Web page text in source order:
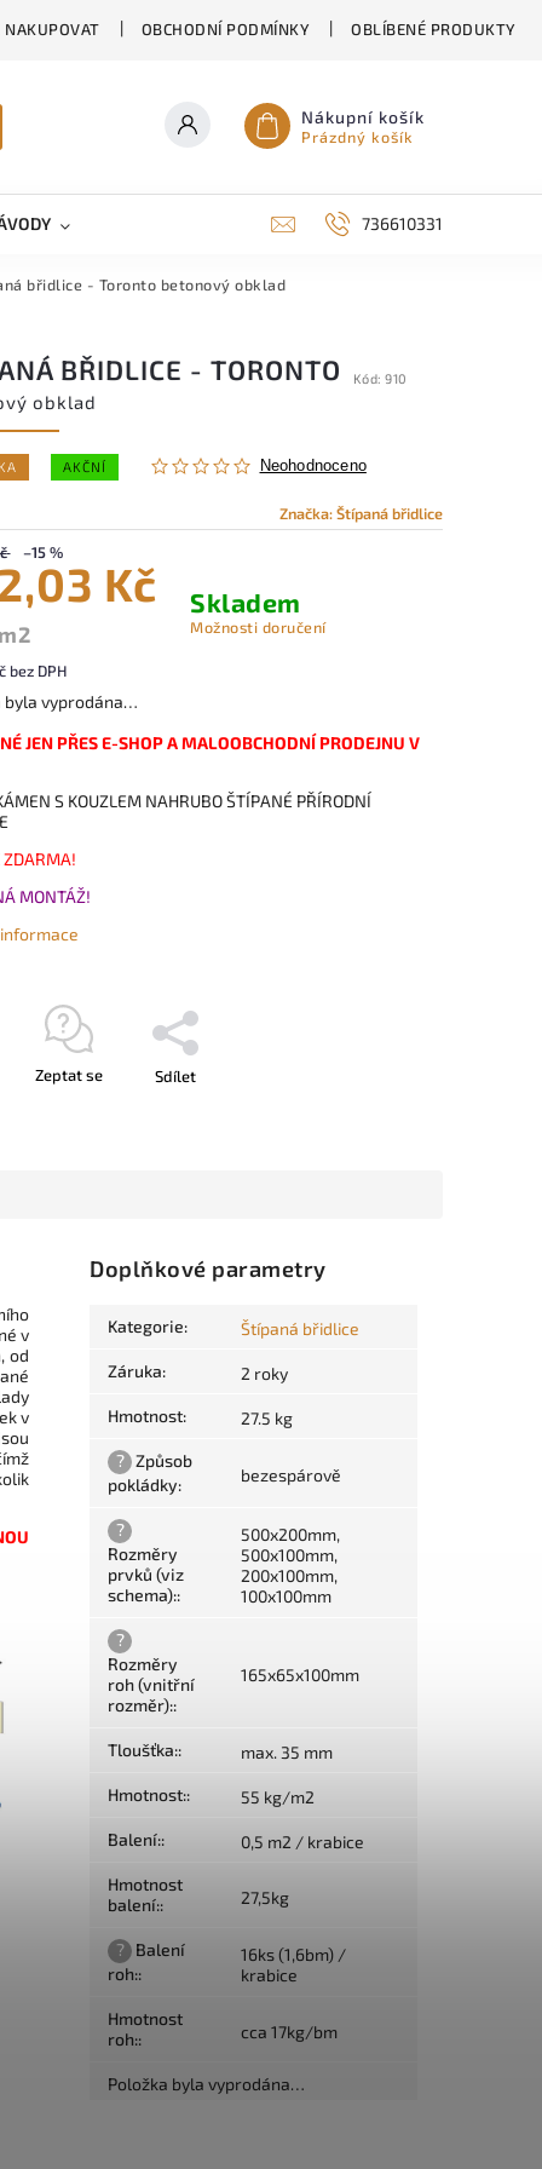
NAKUPOVAT OBCHODNÍ PODMÍNKY OBLÍBENÉ PRODUKTY
Nákupní košík
Prázdný košík
RODINNÉ DOMY EKORD
736610331
břidlice - Toronto betonový obklad
BŘIDLICE - TORONTO
obklad
Kód: 910
AKČNÍ Neohodnoceno
Značka:Štípaná břidlice
–15 %
Kč
bez DPH
Skladem
Možnosti doručení
byla vyprodána…
JEN PŘES E-SHOP A MALOOBCHODNÍ PRODEJNU V
S KOUZLEM NAHRUBO ŠTÍPANÉ PŘÍRODNÍ
ZDARMA!
MONTÁŽ!
Zeptat se Sdílet
v
od
v
Doplňkové parametry
Kategorie: Štípaná břidlice
Záruka: 2 roky
Hmotnost: 27.5 kg
? Způsob
pokládky: bezespárově
?
Rozměry
prvků (viz
schema)::
500x200mm,
500x100mm,
200x100mm,
100x100mm
?
Rozměry
roh (vnitřní
rozměr)::
165x65x100mm
Tloušťka:: max. 35 mm
Hmotnost:: 55 kg/m2
Balení:: 0,5 m2 / krabice
Hmotnost
balení:: 27,5kg
? Balení
roh::
16ks (1,6bm) /
krabice
Hmotnost
roh:: cca 17kg/bm
Položka byla vyprodána…